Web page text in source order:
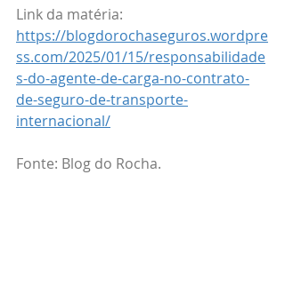
Link da matéria:
https://blogdorochaseguros.wordpre
ss.com/2025/01/15/responsabilidade
s-do-agente-de-carga-no-contrato-
de-seguro-de-transporte-
internacional/
Fonte: Blog do Rocha.